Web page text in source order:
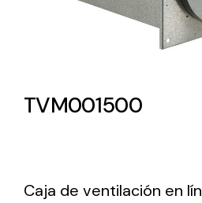
Lighting and
material for each project and
TVM001500
Caja de ventilación en